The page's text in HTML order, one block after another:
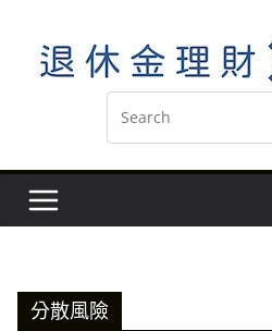
content
分散風險